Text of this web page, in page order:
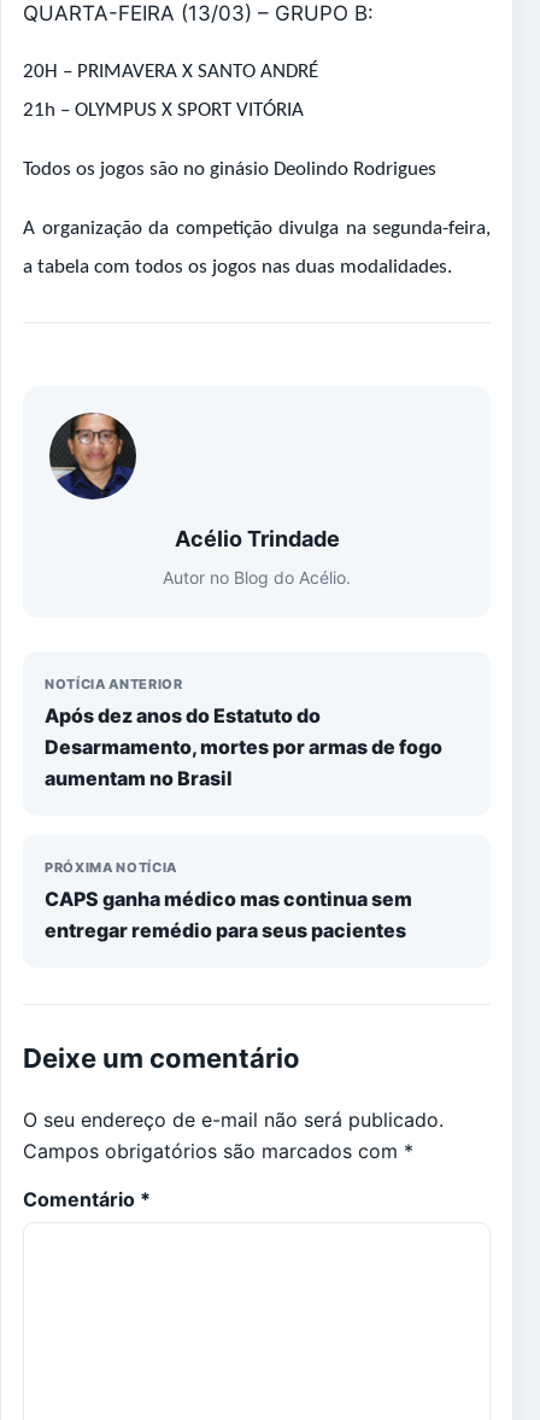
QUARTA-FEIRA (13/03) – GRUPO B:
20H – PRIMAVERA X SANTO ANDRÉ
21h – OLYMPUS X SPORT VITÓRIA
Todos os jogos são no ginásio Deolindo Rodrigues
A organização da competição divulga na segunda-feira,
a tabela com todos os jogos nas duas modalidades.
Acélio Trindade
Autor no Blog do Acélio.
NOTÍCIA ANTERIOR
Após dez anos do Estatuto do
Desarmamento, mortes por armas de fogo
aumentam no Brasil
PRÓXIMA NOTÍCIA
CAPS ganha médico mas continua sem
entregar remédio para seus pacientes
Deixe um comentário
O seu endereço de e-mail não será publicado.
Campos obrigatórios são marcados com *
Comentário *